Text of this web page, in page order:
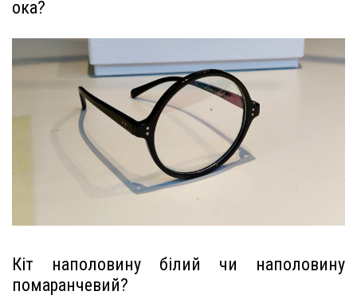
ока?
Кіт наполовину білий чи наполовину
помаранчевий?